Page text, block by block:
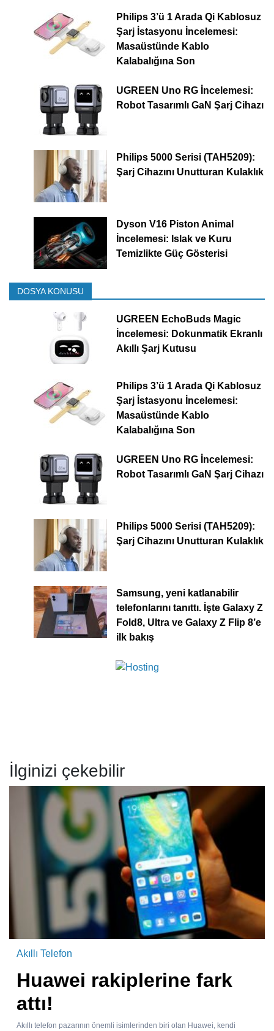
Philips 3’ü 1 Arada Qi Kablosuz
Şarj İstasyonu İncelemesi:
Masaüstünde Kablo
Kalabalığına Son
UGREEN Uno RG İncelemesi:
Robot Tasarımlı GaN Şarj Cihazı
Philips 5000 Serisi (TAH5209):
Şarj Cihazını Unutturan Kulaklık
Dyson V16 Piston Animal
İncelemesi: Islak ve Kuru
Temizlikte Güç Gösterisi
DOSYA KONUSU
UGREEN EchoBuds Magic
İncelemesi: Dokunmatik Ekranlı
Akıllı Şarj Kutusu
Philips 3’ü 1 Arada Qi Kablosuz
Şarj İstasyonu İncelemesi:
Masaüstünde Kablo
Kalabalığına Son
UGREEN Uno RG İncelemesi:
Robot Tasarımlı GaN Şarj Cihazı
Philips 5000 Serisi (TAH5209):
Şarj Cihazını Unutturan Kulaklık
Samsung, yeni katlanabilir
telefonlarını tanıttı. İşte Galaxy Z
Fold8, Ultra ve Galaxy Z Flip 8’e
ilk bakış
İlginizi çekebilir
Akıllı Telefon
Huawei rakiplerine fark
attı!
Akıllı telefon pazarının önemli isimlerinden biri olan Huawei, kendi